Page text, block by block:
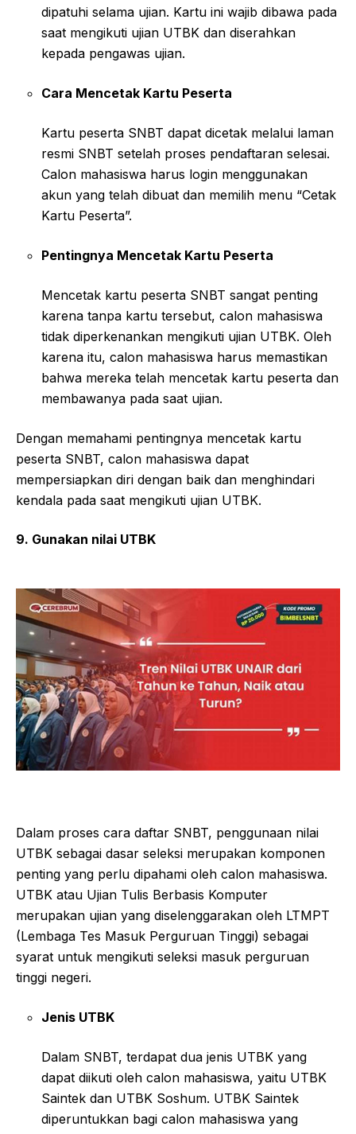
dipatuhi selama ujian. Kartu ini wajib dibawa pada
saat mengikuti ujian UTBK dan diserahkan
kepada pengawas ujian.
Cara Mencetak Kartu Peserta
Kartu peserta SNBT dapat dicetak melalui laman
resmi SNBT setelah proses pendaftaran selesai.
Calon mahasiswa harus login menggunakan
akun yang telah dibuat dan memilih menu “Cetak
Kartu Peserta”.
Pentingnya Mencetak Kartu Peserta
Mencetak kartu peserta SNBT sangat penting
karena tanpa kartu tersebut, calon mahasiswa
tidak diperkenankan mengikuti ujian UTBK. Oleh
karena itu, calon mahasiswa harus memastikan
bahwa mereka telah mencetak kartu peserta dan
membawanya pada saat ujian.
Dengan memahami pentingnya mencetak kartu
peserta SNBT, calon mahasiswa dapat
mempersiapkan diri dengan baik dan menghindari
kendala pada saat mengikuti ujian UTBK.
9. Gunakan nilai UTBK
Dalam proses cara daftar SNBT, penggunaan nilai
UTBK sebagai dasar seleksi merupakan komponen
penting yang perlu dipahami oleh calon mahasiswa.
UTBK atau Ujian Tulis Berbasis Komputer
merupakan ujian yang diselenggarakan oleh LTMPT
(Lembaga Tes Masuk Perguruan Tinggi) sebagai
syarat untuk mengikuti seleksi masuk perguruan
tinggi negeri.
Jenis UTBK
Dalam SNBT, terdapat dua jenis UTBK yang
dapat diikuti oleh calon mahasiswa, yaitu UTBK
Saintek dan UTBK Soshum. UTBK Saintek
diperuntukkan bagi calon mahasiswa yang